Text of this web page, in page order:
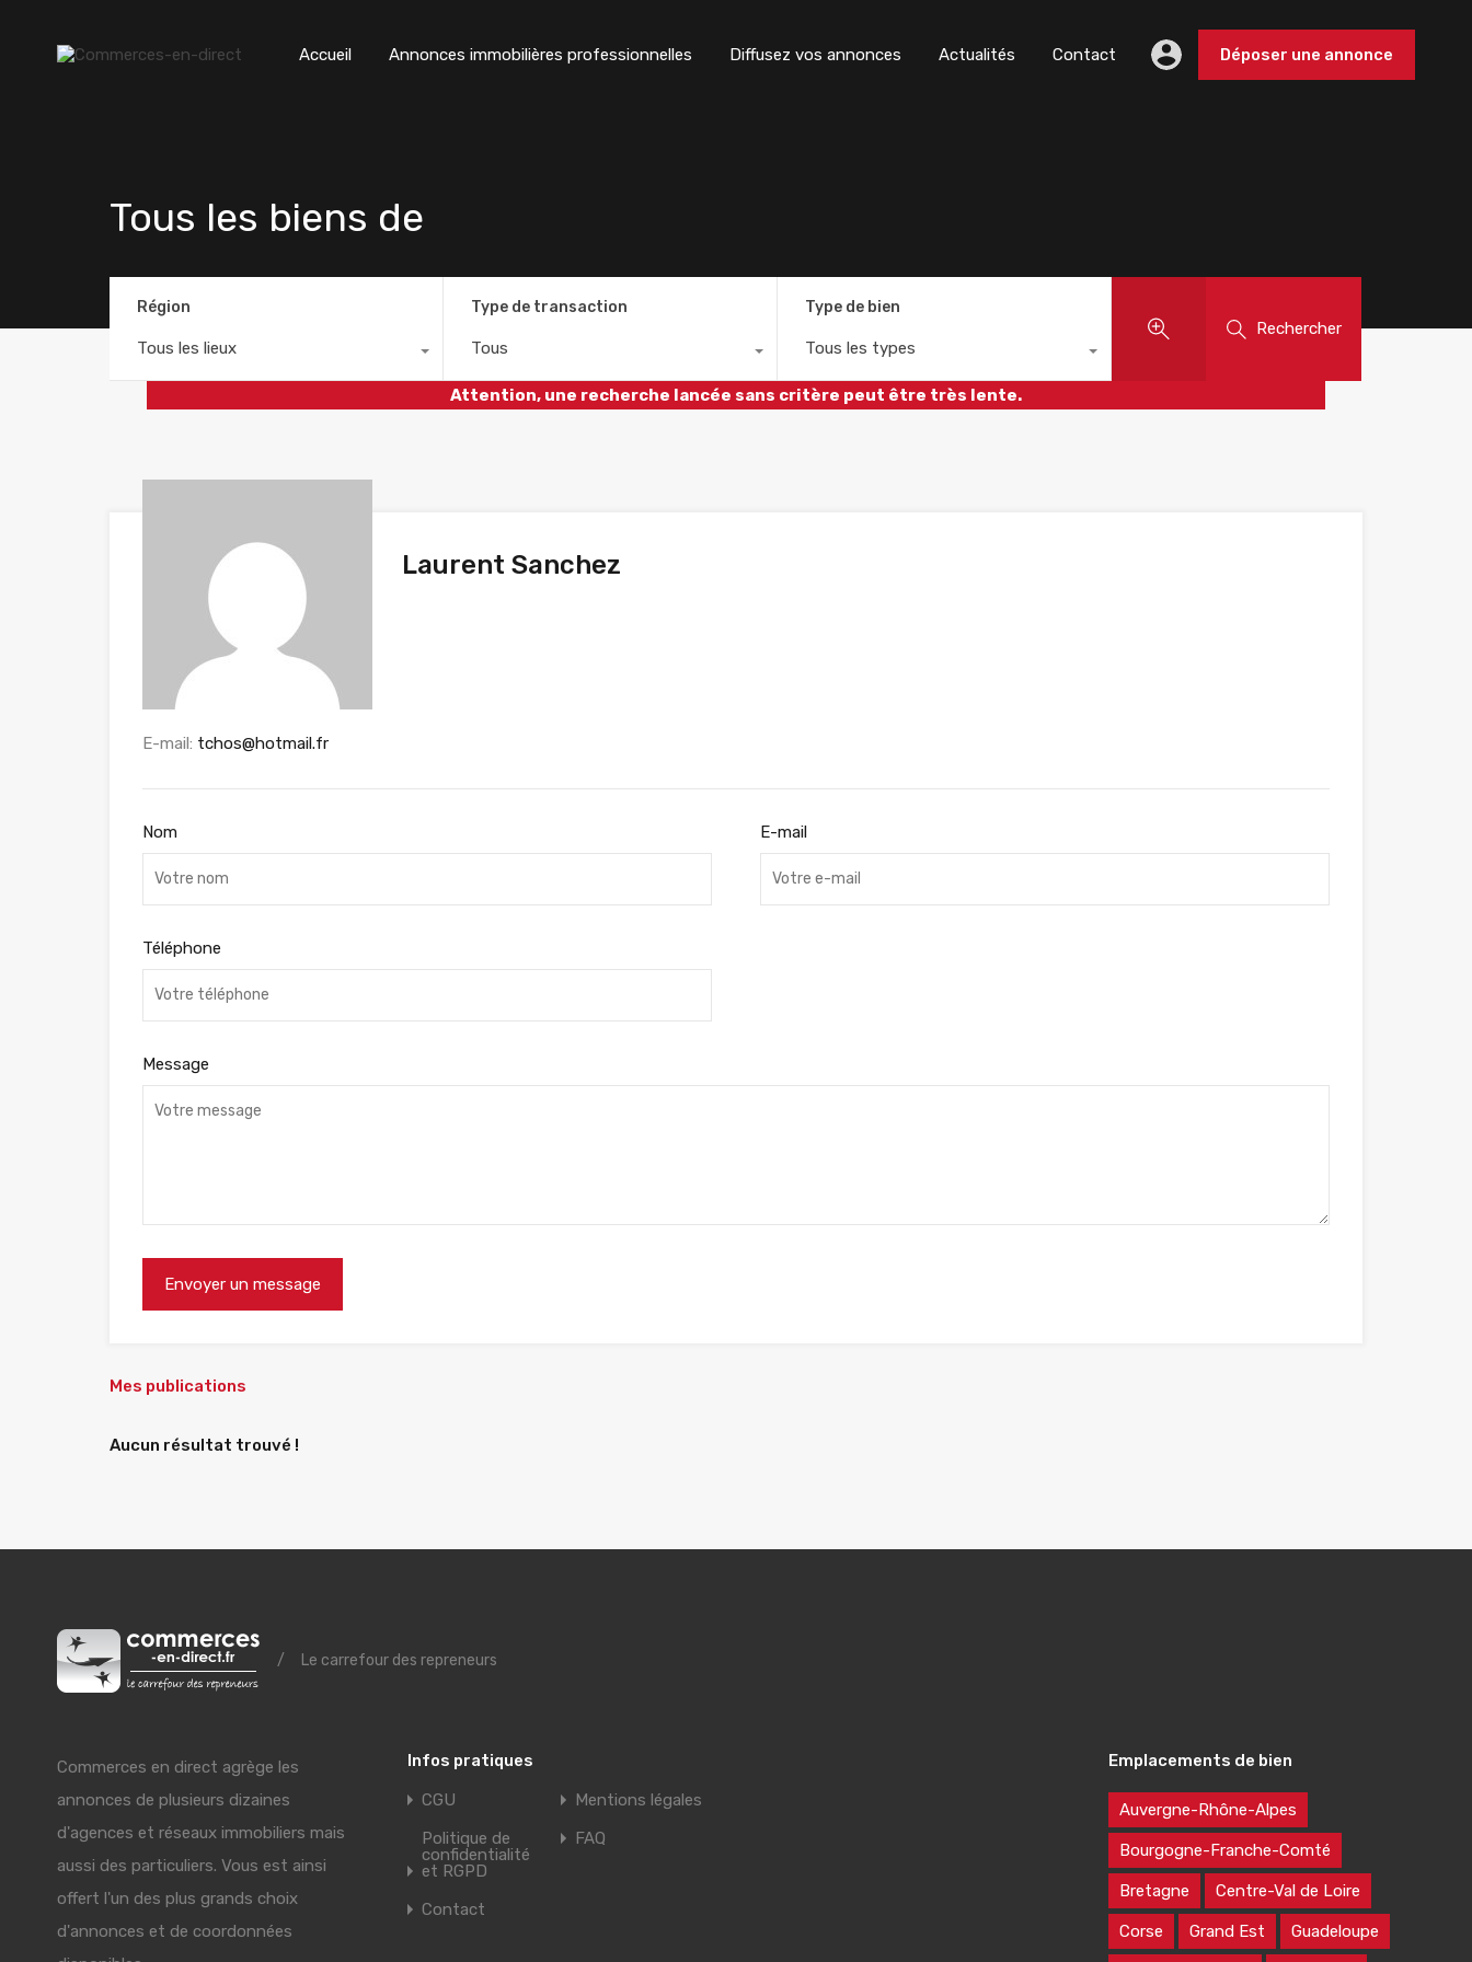
Accueil Annonces immobilières professionnelles Diffusez vos annonces Actualités Contact Déposer une annonce
Tous les biens de
Région
Tous les lieux
Type de transaction
Tous
Type de bien
Tous les types
Rechercher
Attention, une recherche lancée sans critère peut être très lente.
Laurent Sanchez
E-mail: tchos@hotmail.fr
Nom E-mail
Téléphone
Message
Mes publications
Aucun résultat trouvé !
/ Le carrefour des repreneurs
Commerces en direct agrège les
annonces de plusieurs dizaines
d'agences et réseaux immobiliers mais
aussi des particuliers. Vous est ainsi
offert l'un des plus grands choix
d'annonces et de coordonnées
Infos pratiques
CGU
Mentions légales
Politique de
confidentialité
et RGPD
FAQ
Contact
Emplacements de bien
Auvergne-Rhône-Alpes
Bourgogne-Franche-Comté
Bretagne Centre-Val de Loire
Corse Grand Est Guadeloupe